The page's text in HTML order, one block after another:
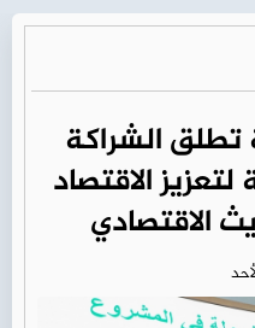
تطلق الشراكة
لتعزيز الاقتصاد
الاقتصادي